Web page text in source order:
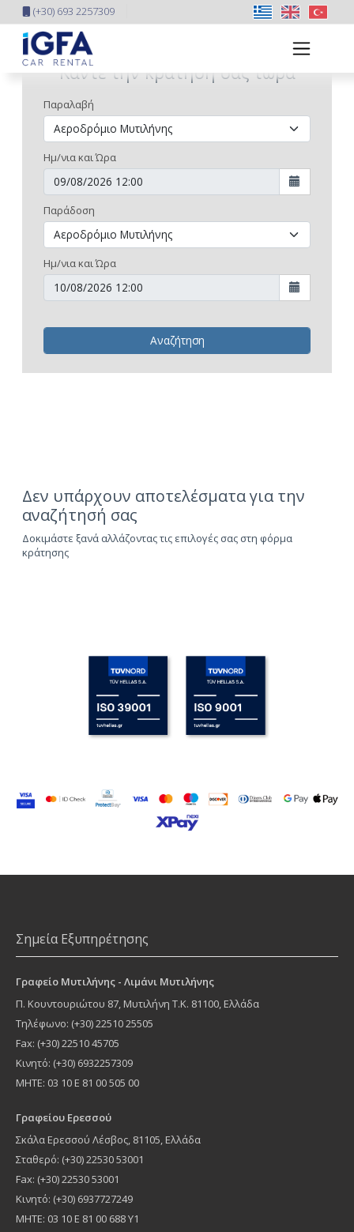
(+30) 693 2257309
Κάντε την κράτησή σας τώρα
Παραλαβή
Ημ/νια και Ώρα
Παράδοση
Ημ/νια και Ώρα
Αναζήτηση
Δεν υπάρχουν αποτελέσματα για την
αναζήτησή σας
Δοκιμάστε ξανά αλλάζοντας τις επιλογές σας στη φόρμα
κράτησης
Σημεία Εξυπηρέτησης
Γραφείο Μυτιλήνης - Λιμάνι Μυτιλήνης
Π. Κουντουριώτου 87, Μυτιλήνη Τ.Κ. 81100, Ελλάδα
Τηλέφωνο: (+30) 22510 25505
Fax: (+30) 22510 45705
Κινητό: (+30) 6932257309
MHTE: 03 10 Ε 81 00 505 00
Γραφείου Ερεσσού
Σκάλα Ερεσσού Λέσβος, 81105, Ελλάδα
Σταθερό: (+30) 22530 53001
Fax: (+30) 22530 53001
Κινητό: (+30) 6937727249
ΜΗΤΕ: 03 10 Ε 81 00 688 Υ1